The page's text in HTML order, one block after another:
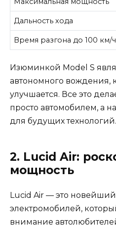
Дальность хода
Время разгона до 100 км/ч
Изюминкой Model S
автономного вождения,
улучшается. Все это
просто автомобилем, а
для будущих технологий.
2. Lucid Air:
мощность
Lucid Air — это
электромобилей,
внимание